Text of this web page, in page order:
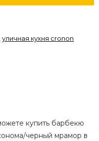
,уличная кухня cronon
купить барбекю
черный мрамор в